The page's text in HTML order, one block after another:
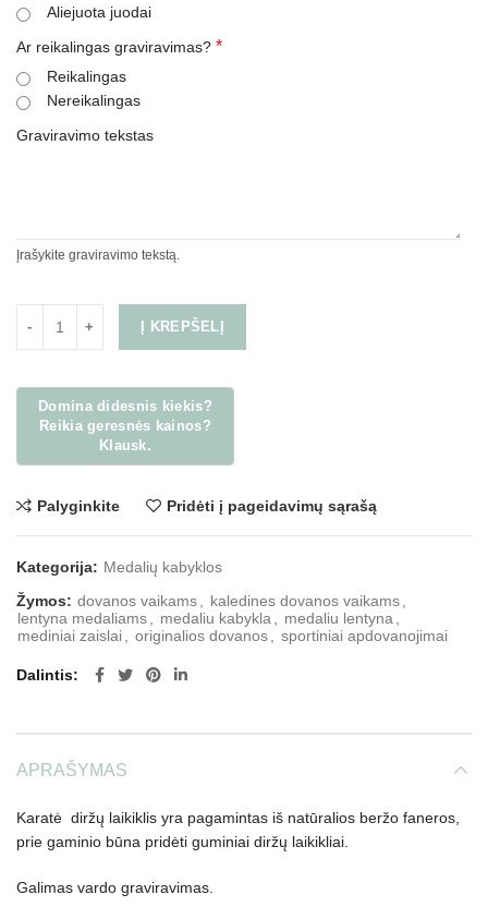
Aliejuota juodai
Ar reikalingas graviravimas? *
Reikalingas
Nereikalingas
Graviravimo tekstas
Įrašykite graviravimo tekstą.
Į KREPŠELĮ
Palyginkite Pridėti į pageidavimų sąrašą
Kategorija: Medalių kabyklos
Žymos: dovanos vaikams kaledines dovanos vaikams
lentyna medaliams
medaliu kabykla medaliu lentyna
mediniai zaislai
originalios dovanos sportiniai apdovanojimai
Dalintis
APRAŠYMAS
Karatė diržų laikiklis yra pagamintas iš natūralios beržo faneros,
prie gaminio būna pridėti guminiai diržų laikikliai.
Galimas vardo graviravimas.